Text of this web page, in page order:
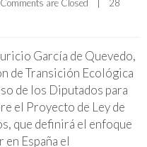
Comments are Closed
28
García de Quevedo,
de Transición Ecológica
de los Diputados para
el Proyecto de Ley de
que definirá el enfoque
España el